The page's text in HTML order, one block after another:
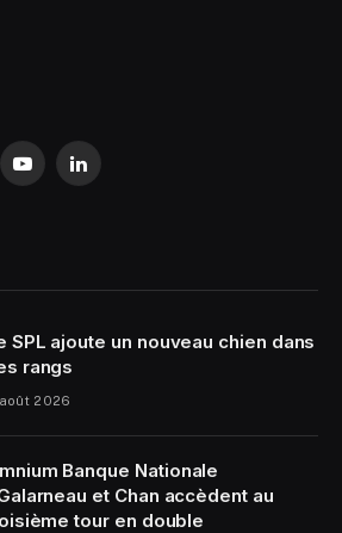
YouTubeLinkedIn
SPL ajoute un nouveau chien dans
rangs
2026
Banque Nationale
Galarneau et Chan accèdent au
tour en double